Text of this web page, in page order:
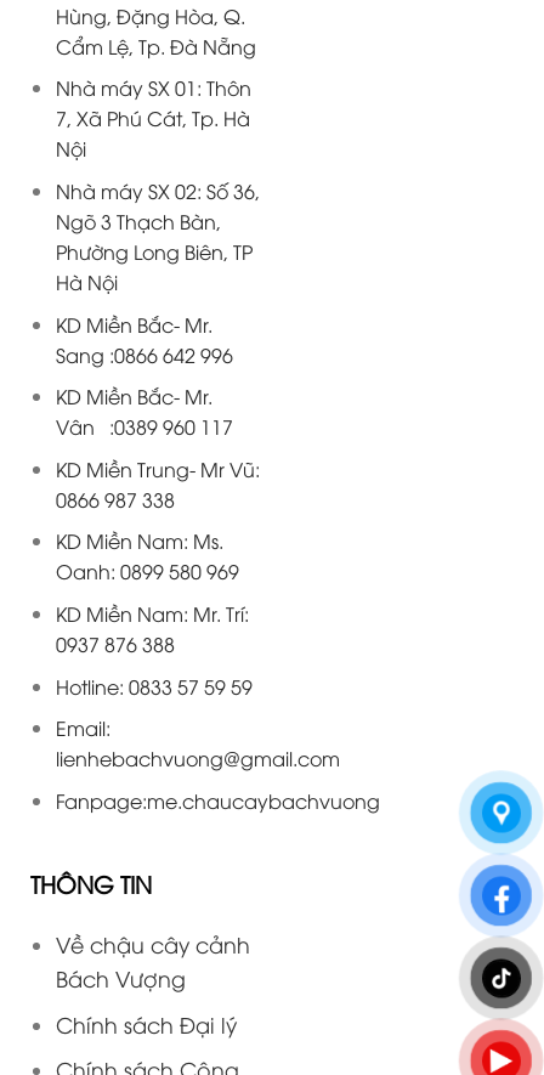
Hùng, Đặng Hòa, Q.
Cẩm Lệ, Tp. Đà Nẵng
Nhà máy SX 01: Thôn
7, Xã Phú Cát, Tp. Hà
Nội
Nhà máy SX 02: Số 36,
Ngõ 3 Thạch Bàn,
Phường Long Biên, TP
Hà Nội
KD Miền Bắc- Mr.
Sang :0866 642 996
KD Miền Bắc- Mr.
Vân :0389 960 117
KD Miền Trung- Mr Vũ:
0866 987 338
KD Miền Nam: Ms.
Oanh: 0899 580 969
KD Miền Nam: Mr. Trí:
0937 876 388
Hotline: 0833 57 59 59
Email:
lienhebachvuong@gmail.com
Fanpage:me.chaucaybachvuong
THÔNG TIN
Về chậu cây cảnh
Bách Vượng
Chính sách Đại lý
Chính sách Cộng